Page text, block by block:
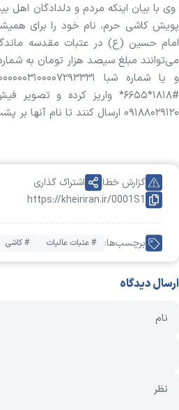
وی با بیان اینکه مردم و دلدادگان
پویش کاشی حرم، نام خود را برای
امام حسین (ع) در عتبات مقدسه
#۱۸۱۸*۶۶۵۵* واریز کرده و
۰۹۱۸۸۰۲۹۱۲۰ ارسال کنند تا نام آنها بر پشت کاشی درج شود.
https://kheiriran.ir/0001S1
گزارش خطا اشتراک گذاری
برچسب‌ها: # عتبات عالیات # کاشی
ارسال دیدگاه